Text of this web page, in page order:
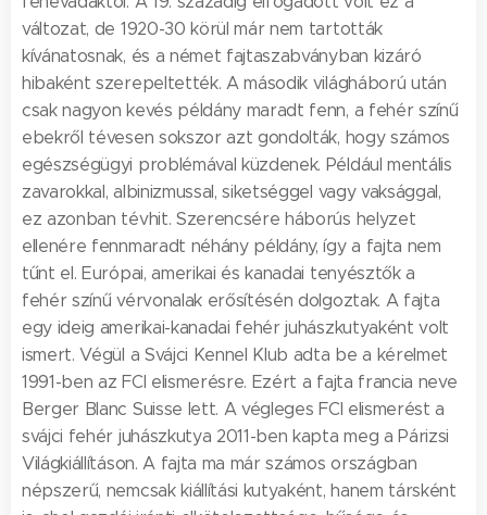
változat, de 1920-30 körül már nem tartották
kívánatosnak, és a német fajtaszabványban kizáró
hibaként szerepeltették. A második világháború után
csak nagyon kevés példány maradt fenn, a fehér színű
ebekről tévesen sokszor azt gondolták, hogy számos
egészségügyi problémával küzdenek. Például mentális
zavarokkal, albinizmussal, siketséggel vagy vaksággal,
ez azonban tévhit. Szerencsére háborús helyzet
ellenére fennmaradt néhány példány, így a fajta nem
tűnt el. Európai, amerikai és kanadai tenyésztők a
fehér színű vérvonalak erősítésén dolgoztak. A fajta
egy ideig amerikai-kanadai fehér juhászkutyaként volt
ismert. Végül a Svájci Kennel Klub adta be a kérelmet
1991-ben az FCI elismerésre. Ezért a fajta francia neve
Berger Blanc Suisse lett. A végleges FCI elismerést a
svájci fehér juhászkutya 2011-ben kapta meg a Párizsi
Világkiállításon. A fajta ma már számos országban
népszerű, nemcsak kiállítási kutyaként, hanem társként